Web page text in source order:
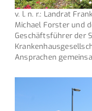
v. l. n. r.: Landrat
Michael Forster und
Geschäftsführer der
Ansprachen